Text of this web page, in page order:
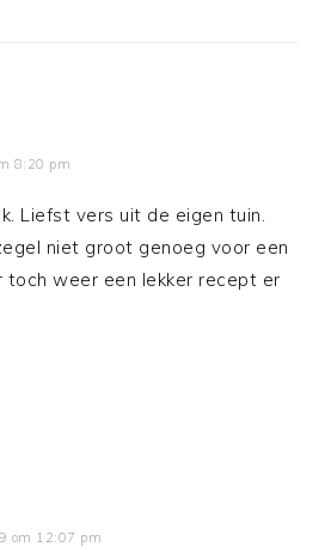
8:20 pm
Liefst vers uit de eigen tuin.
niet groot genoeg voor een
toch weer een lekker recept er
om 12:07 pm